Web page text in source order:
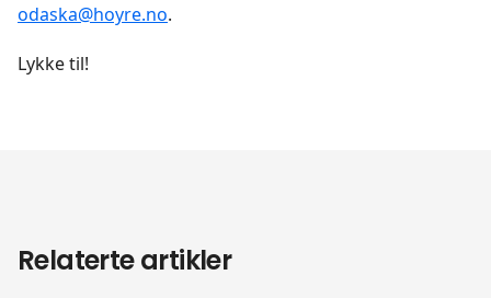
odaska@hoyre.no.
Lykke til!
Relaterte artikler